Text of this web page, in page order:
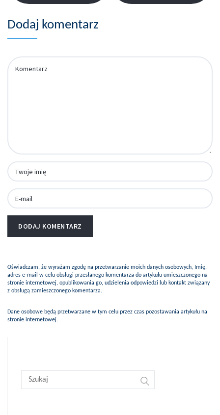
Dodaj komentarz
Oświadczam, że wyrażam zgodę na przetwarzanie moich danych osobowych, Imię,
adres e-mail w celu obsługi przesłanego komentarza do artykułu umieszczonego na
stronie internetowej, opublikowania go, udzielenia odpowiedzi lub kontakt związany
z obsługą zamieszczonego komentarza.
Dane osobowe będą przetwarzane w tym celu przez czas pozostawania artykułu na
stronie internetowej.